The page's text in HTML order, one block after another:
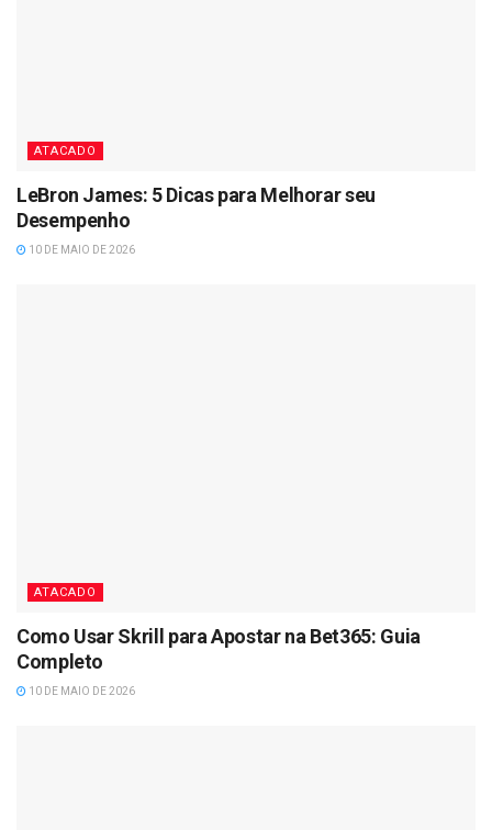
ATACADO
LeBron James: 5 Dicas para Melhorar seu
Desempenho
10 DE MAIO DE 2026
ATACADO
Como Usar Skrill para Apostar na Bet365: Guia
Completo
10 DE MAIO DE 2026